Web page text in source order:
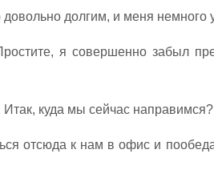
долгим, и меня немного
я совершенно забыл
куда мы сейчас направимся?
отсюда к нам в офис и